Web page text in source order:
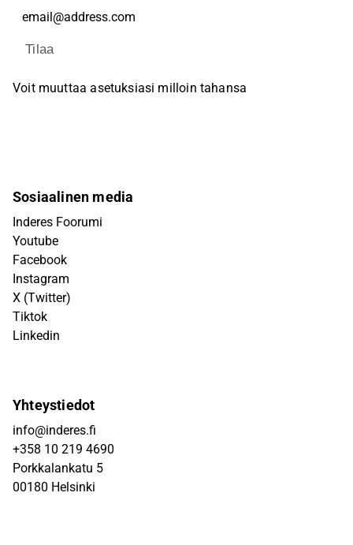
Tilaa
Voit muuttaa asetuksiasi milloin tahansa
Sosiaalinen media
Inderes Foorumi
Youtube
Facebook
Instagram
X (Twitter)
Tiktok
Linkedin
Yhteystiedot
info@inderes.fi
+358 10 219 4690
Porkkalankatu 5
00180 Helsinki